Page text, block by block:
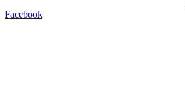
Facebook